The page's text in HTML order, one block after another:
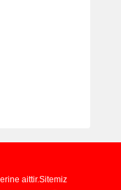
aittir.Sitemiz